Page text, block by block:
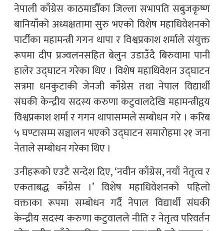
नेपाली काँग्रेस काठमाडौँका जिल्ला सभापति सबुजकृष्ण
बानियाँको अध्यक्षतामा सुरु भएको विशेष महाधिवेशनको
पार्टीका महामन्त्री गगन थापा र विश्वप्रकाश शर्माले संयुक्त
रूपमा दीप प्रज्वलनसहित बेलुन उडाउँदै बिरुवामा पानी
हालेर उद्घाटन गरेका थिए । विशेष महाधिवेशन उद्घाटन
सत्रमा धनकुटाकी जेनजी काँग्रेस तथा नेपाल विद्यार्थी
संघकी केन्द्रीय सदस्य करुणा कटुवालदेखि महामन्त्रीद्वय
विश्वप्रकाश शर्मा र गगन थापासम्मले सम्बोधन गरे । करिब
५ घण्टासम्म सञ्चालन भएको उद्घाटन समारोहमा २१ जना
नेताले सम्बोधन गरेका थिए ।
उनीहरूको एउटै सन्देश दिए, ‘नवीन काँग्रेस, नयाँ नेतृत्व र
एकताबद्ध काँग्रेस ।’ विशेष महाधिवेशनको पहिलो
वक्ताका रूपमा सम्बोधन गर्दै नेपाल विद्यार्थी संघकी
केन्द्रीय सदस्य करुणा कटुवालले नीति र नेतृत्व परिवर्तन